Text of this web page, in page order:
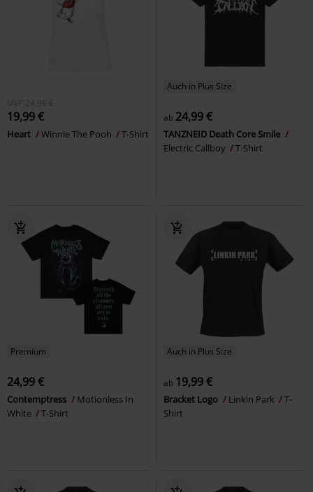
UVP 24,99 €
19,99 €
Heart Winnie The Pooh T-Shirt
Auch in Plus Size
ab 24,99 €
TANZNEID Death Core Smile
Electric Callboy
T-Shirt
Premium
24,99 €
Contemptress
Motionless In
White
T-Shirt
Auch in Plus Size
ab 19,99 €
Bracket Logo Linkin Park
T-
Shirt